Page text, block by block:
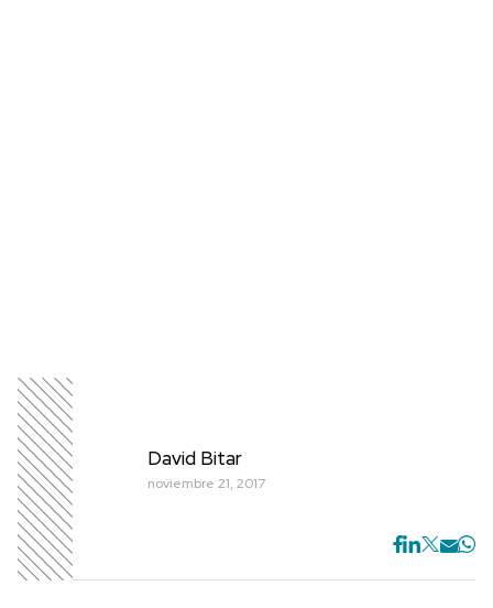
David Bitar
noviembre 21, 2017